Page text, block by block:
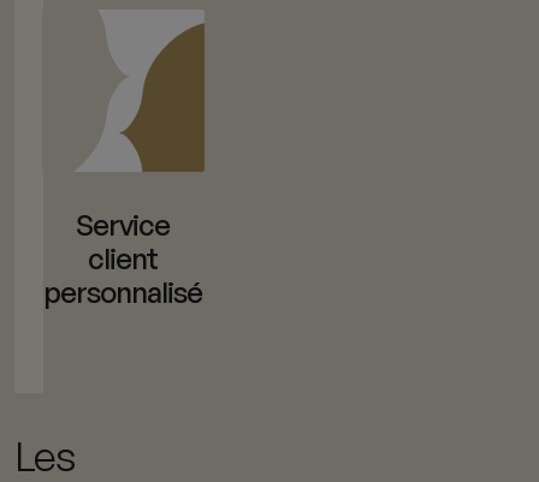
Service
client
personnalisé
Les